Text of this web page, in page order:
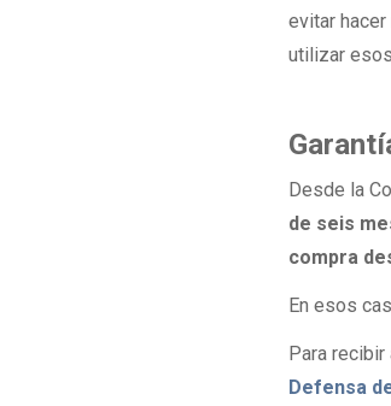
evitar
utilizar
Desde la
de seis
compra
En esos
Para
Defensa